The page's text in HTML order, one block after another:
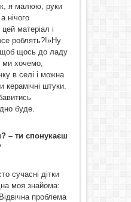
я малюю, руки
нічого
матеріал і
роблять?!»Ну
щось до ладу
хочемо,
в селі і можна
керамічні штуки.
буде.
– ти спонукаєш
сучасні дітки
моя знайома:
проблема